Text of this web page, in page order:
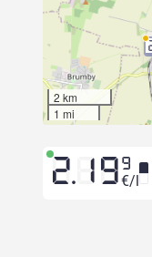
2 km
1 mi
2.19 9
€/l